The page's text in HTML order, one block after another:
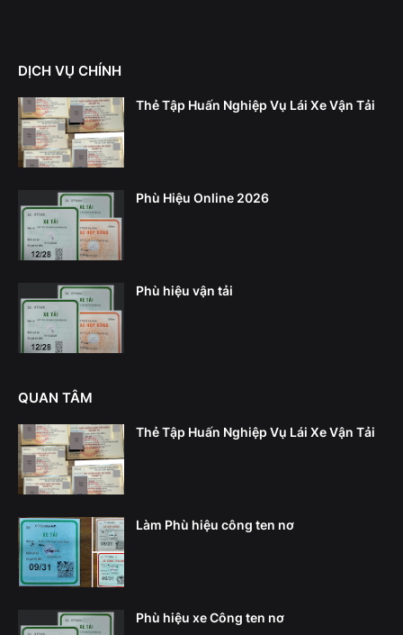
DỊCH VỤ CHÍNH
Thẻ Tập Huấn Nghiệp Vụ Lái Xe Vận Tải
Phù Hiệu Online 2026
Phù hiệu vận tải
QUAN TÂM
Thẻ Tập Huấn Nghiệp Vụ Lái Xe Vận Tải
Làm Phù hiệu công ten nơ
Phù hiệu xe Công ten nơ